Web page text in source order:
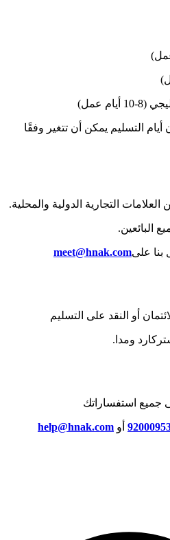
عمل)
أيام التسليم يمكن أن تتغير وفقًا
التجارية الدولية والمحلية.
البائعين.
بنا علىmeet@hnak.com
أو النقد على التسليم
ومدا.
جميع استفساراتك
أو help@hnak.com